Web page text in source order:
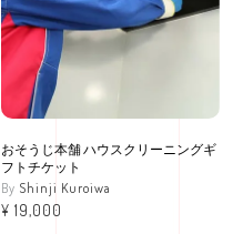
おそうじ本舗 ハウスクリーニングギ
フトチケット
Shinji Kuroiwa
¥ 19,000